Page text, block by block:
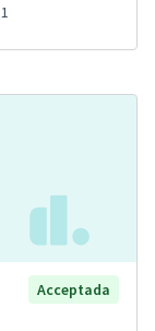
1
Acceptada